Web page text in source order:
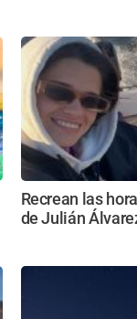
Recrean las
de Julián